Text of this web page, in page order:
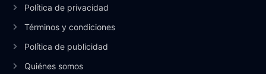
Política de privacidad
Términos y condiciones
Política de publicidad
Quiénes somos